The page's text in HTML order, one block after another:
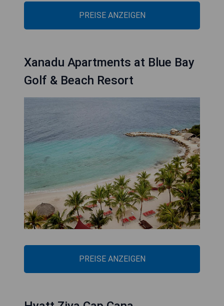
PREISE ANZEIGEN
Xanadu Apartments at Blue Bay
Golf & Beach Resort
PREISE ANZEIGEN